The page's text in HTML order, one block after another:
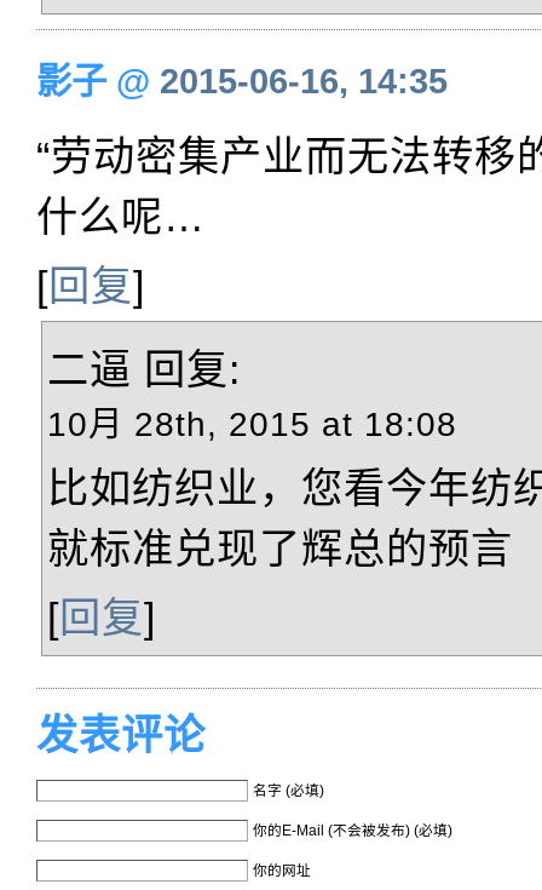
影子@ 2015-06-16, 14:35
“劳动密集产业而无法转移
什么呢…
[回复]
二逼 回复:
10月 28th, 2015 at 18:08
比如纺织业，您看今年纺
就标准兑现了辉总的预言
[回复]
发表评论
名字 (必填)
你的E-Mail (不会被发布) (必填)
你的网址